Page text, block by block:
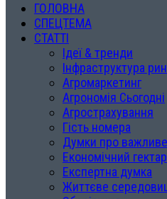
ГОЛОВНА
СПЕЦТЕМА
СТАТТІ
Ідеї & тренди
Інфраструктура
Агромаркетинг
Агрономія Сьогодні
Агрострахування
Гість номера
Думки про важливе
Економічний гектар
Експертна думка
Життєве